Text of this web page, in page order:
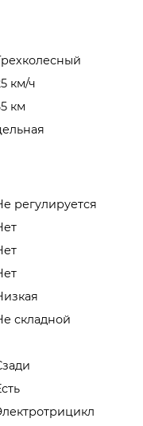
км/ч
км
регулируется
складной